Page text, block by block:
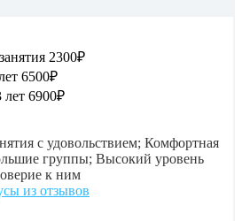
2300₽
6500₽
лет 6900₽
с удовольствием; Комфортная
группы; Высокий уровень
к ним
из отзывов